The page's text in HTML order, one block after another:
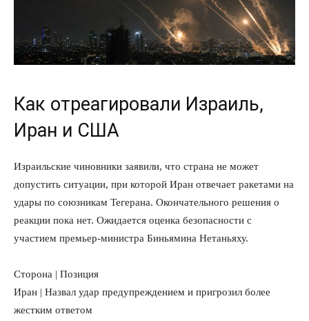
Как отреагировали Израиль,
Иран и США
Израильские чиновники заявили, что страна не может
допустить ситуации, при которой Иран отвечает ракетами на
удары по союзникам Тегерана. Окончательного решения о
реакции пока нет. Ожидается оценка безопасности с
участием премьер-министра Биньямина Нетаньяху.
Сторона | Позиция
Иран | Назвал удар предупреждением и пригрозил более
жестким ответом